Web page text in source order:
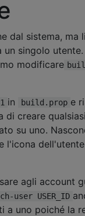
dal sistema, ma
un singolo
modificare
in build.prop e
di creare
su uno.
e l'icona
agli account
user USER_ID
a uno poiché la